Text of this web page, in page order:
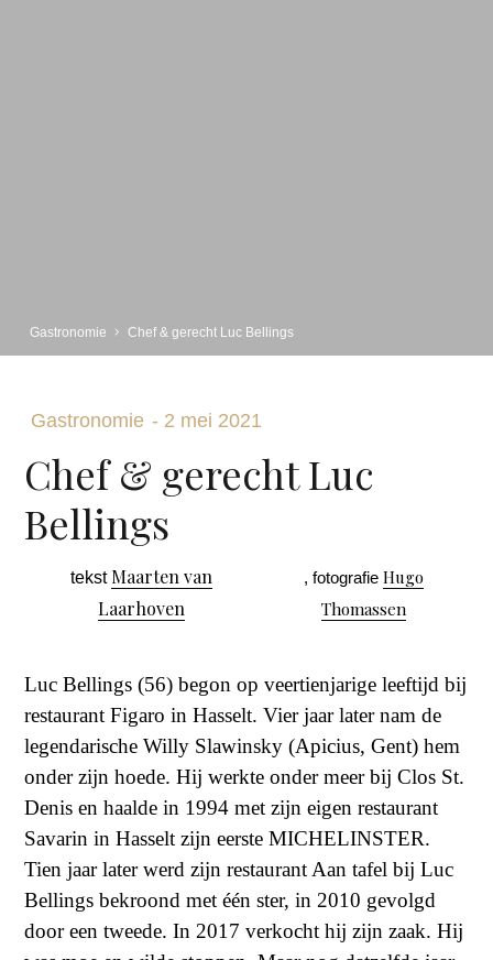
Gastronomie Chef & gerecht Luc Bellings
Gastronomie - 2 mei 2021
Chef & gerecht Luc
Bellings
tekst Maarten van
Laarhoven
, fotografie Hugo
Thomassen
Luc Bellings (56) begon op veertienjarige leeftijd bij
restaurant Figaro in Hasselt. Vier jaar later nam de
legendarische Willy Slawinsky (Apicius, Gent) hem
onder zijn hoede. Hij werkte onder meer bij Clos St.
Denis en haalde in 1994 met zijn eigen restaurant
Savarin in Hasselt zijn eerste MICHELINSTER.
Tien jaar later werd zijn restaurant Aan tafel bij Luc
Bellings bekroond met één ster, in 2010 gevolgd
door een tweede. In 2017 verkocht hij zijn zaak. Hij